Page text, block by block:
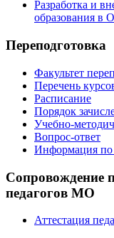
Разработка и
образования в
Переподготовка
Факультет
Перечень
Расписание
Порядок
Учебно-
Вопрос-ответ
Информация по
Сопровождение
педагогов МО
Аттестация